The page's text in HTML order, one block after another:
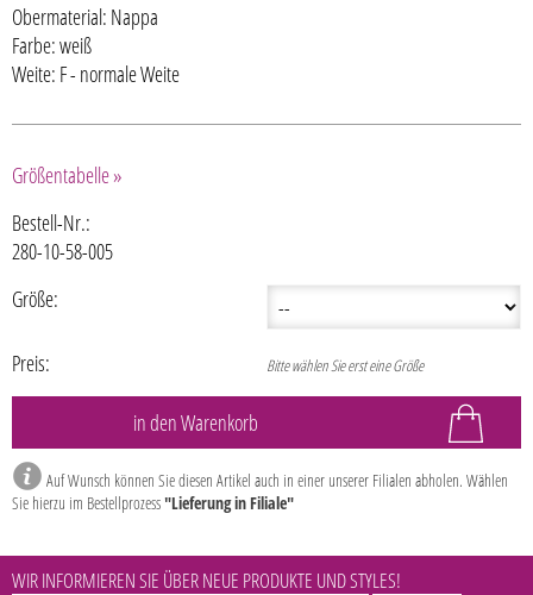
Obermaterial: Nappa
Farbe: weiß
Weite: F - normale Weite
Größentabelle »
Bestell-Nr.:
280-10-58-005
Größe:
Preis: Bitte wählen Sie erst eine Größe
Auf Wunsch können Sie diesen Artikel auch in einer unserer Filialen abholen. Wählen
Sie hierzu im Bestellprozess"Lieferung in Filiale"
WIR INFORMIEREN SIE ÜBER NEUE PRODUKTE UND STYLES!